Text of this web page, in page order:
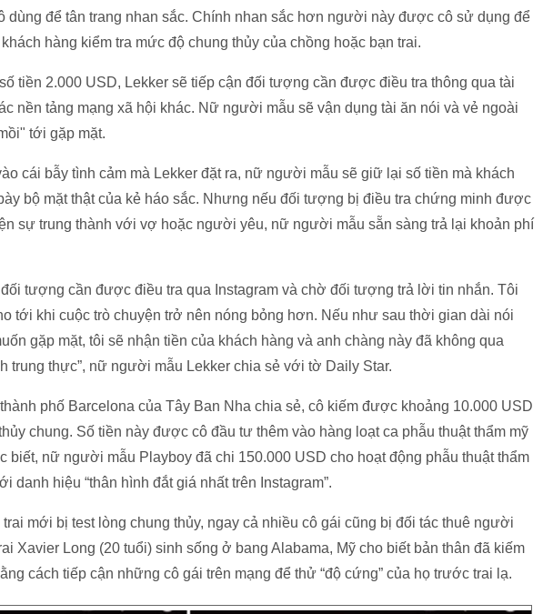
dùng để tân trang nhan sắc. Chính nhan sắc hơn người này được cô sử dụng để
hàng kiểm tra mức độ chung thủy của chồng hoặc bạn trai.
tiền 2.000 USD, Lekker sẽ tiếp cận đối tượng cần được điều tra thông qua tài
nền tảng mạng xã hội khác. Nữ người mẫu sẽ vận dụng tài ăn nói và vẻ ngoài
tới gặp mặt.
cái bẫy tình cảm mà Lekker đặt ra, nữ người mẫu sẽ giữ lại số tiền mà khách
bộ mặt thật của kẻ háo sắc. Nhưng nếu đối tượng bị điều tra chứng minh được
sự trung thành với vợ hoặc người yêu, nữ người mẫu sẵn sàng trả lại khoản phí
tượng cần được điều tra qua Instagram và chờ đối tượng trả lời tin nhắn. Tôi
tới khi cuộc trò chuyện trở nên nóng bỏng hơn. Nếu như sau thời gian dài nói
gặp mặt, tôi sẽ nhận tiền của khách hàng và anh chàng này đã không qua
trung thực”, nữ người mẫu Lekker chia sẻ với tờ Daily Star.
phố Barcelona của Tây Ban Nha chia sẻ, cô kiếm được khoảng 10.000 USD
chung. Số tiền này được cô đầu tư thêm vào hàng loạt ca phẫu thuật thẩm mỹ
biết, nữ người mẫu Playboy đã chi 150.000 USD cho hoạt động phẫu thuật thẩm
danh hiệu “thân hình đắt giá nhất trên Instagram”.
mới bị test lòng chung thủy, ngay cả nhiều cô gái cũng bị đối tác thuê người
Xavier Long (20 tuổi) sinh sống ở bang Alabama, Mỹ cho biết bản thân đã kiếm
cách tiếp cận những cô gái trên mạng để thử “độ cứng” của họ trước trai lạ.